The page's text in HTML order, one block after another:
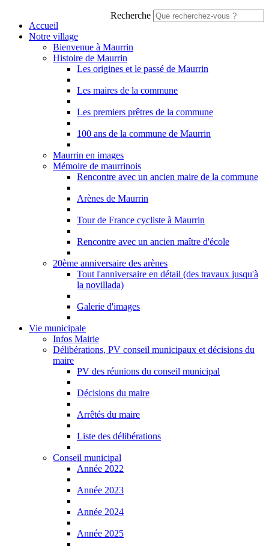
Recherche
Accueil
Notre village
Bienvenue à Maurrin
Histoire de Maurrin
Les origines et le passé de Maurrin
Les maires de la commune
Les premiers prêtres de la commune
100 ans de la commune de Maurrin
Maurrin en images
Mémoire de maurrinois
Rencontre avec un ancien maire de la commune
Arènes de Maurrin
Tour de France cycliste à Maurrin
Rencontre avec un ancien maître d'école
20ème anniversaire des arènes
Tout l'anniversaire en détail (des travaux jusqu'à
la novillada)
Galerie d'images
Vie municipale
Infos Mairie
Délibérations, PV conseil municipaux et décisions du
maire
PV des réunions du conseil municipal
Décisions du maire
Arrêtés du maire
Liste des délibérations
Conseil municipal
Année 2022
Année 2023
Année 2024
Année 2025